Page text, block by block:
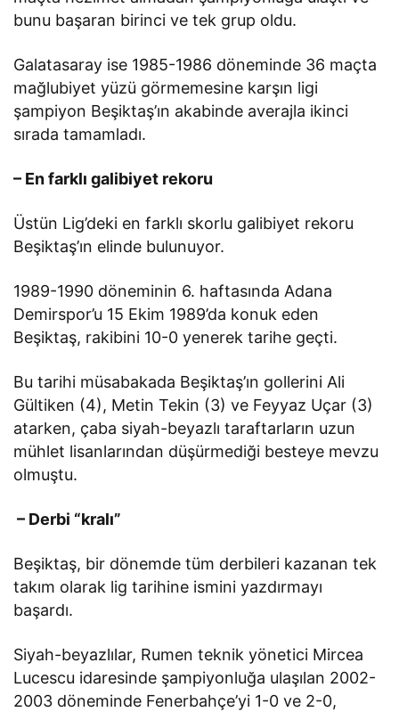
bunu başaran birinci ve tek grup oldu.
Galatasaray ise 1985-1986 döneminde 36 maçta
mağlubiyet yüzü görmemesine karşın ligi
şampiyon Beşiktaş’ın akabinde averajla ikinci
sırada tamamladı.
– En farklı galibiyet rekoru
Üstün Lig’deki en farklı skorlu galibiyet rekoru
Beşiktaş’ın elinde bulunuyor.
1989-1990 döneminin 6. haftasında Adana
Demirspor’u 15 Ekim 1989’da konuk eden
Beşiktaş, rakibini 10-0 yenerek tarihe geçti.
Bu tarihi müsabakada Beşiktaş’ın gollerini Ali
Gültiken (4), Metin Tekin (3) ve Feyyaz Uçar (3)
atarken, çaba siyah-beyazlı taraftarların uzun
mühlet lisanlarından düşürmediği besteye mevzu
olmuştu.
– Derbi “kralı”
Beşiktaş, bir dönemde tüm derbileri kazanan tek
takım olarak lig tarihine ismini yazdırmayı
başardı.
Siyah-beyazlılar, Rumen teknik yönetici Mircea
Lucescu idaresinde şampiyonluğa ulaşılan 2002-
2003 döneminde Fenerbahçe’yi 1-0 ve 2-0,